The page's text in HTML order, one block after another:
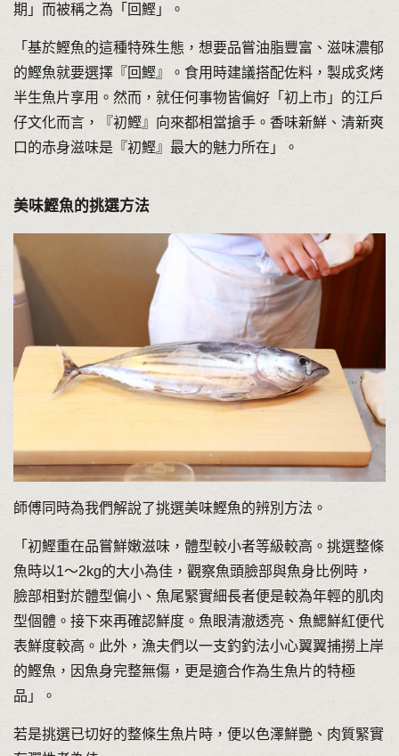
期」而被稱之為「回鰹」。
「基於鰹魚的這種特殊生態，想要品嘗油脂豐富、滋味濃郁
的鰹魚就要選擇『回鰹』。食用時建議搭配佐料，製成炙烤
半生魚片享用。然而，就任何事物皆偏好「初上市」的江戶
仔文化而言，『初鰹』向來都相當搶手。香味新鮮、清新爽
口的赤身滋味是『初鰹』最大的魅力所在」。
美味鰹魚的挑選方法
師傅同時為我們解說了挑選美味鰹魚的辨別方法。
「初鰹重在品嘗鮮嫩滋味，體型較小者等級較高。挑選整條
魚時以1〜2kg的大小為佳，觀察魚頭臉部與魚身比例時，
臉部相對於體型偏小、魚尾緊實細長者便是較為年輕的肌肉
型個體。接下來再確認鮮度。魚眼清澈透亮、魚鰓鮮紅便代
表鮮度較高。此外，漁夫們以一支釣釣法小心翼翼捕撈上岸
的鰹魚，因魚身完整無傷，更是適合作為生魚片的特極
品」。
若是挑選已切好的整條生魚片時，便以色澤鮮艷、肉質緊實